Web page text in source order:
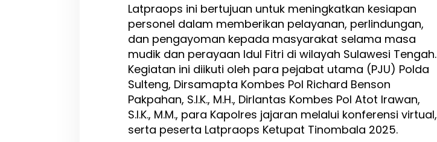
t
e
n
g
G
e
l
a
r
L
a
Latpraops ini bertujuan untuk meningkatkan kesiapan
personel dalam memberikan pelayanan, perlindungan,
dan pengayoman kepada masyarakat selama masa
mudik dan perayaan Idul Fitri di wilayah Sulawesi Tengah.
Kegiatan ini diikuti oleh para pejabat utama (PJU) Polda
Sulteng, Dirsamapta Kombes Pol Richard Benson
Pakpahan, S.I.K., M.H., Dirlantas Kombes Pol Atot Irawan,
S.I.K., M.M., para Kapolres jajaran melalui konferensi virtual,
serta peserta Latpraops Ketupat Tinombala 2025.